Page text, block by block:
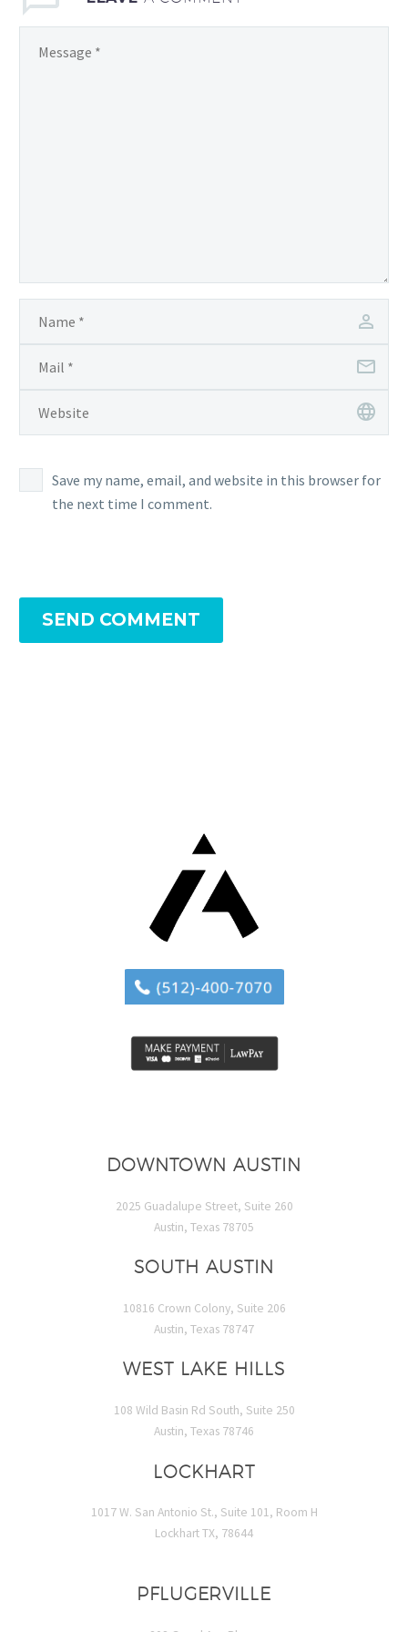
Save my name, email, and website in this browser for
the next time I comment.
SEND COMMENT
DOWNTOWN AUSTIN
2025 Guadalupe Street, Suite 260
Austin, Texas 78705
SOUTH AUSTIN
10816 Crown Colony, Suite 206
Austin, Texas 78747
WEST LAKE HILLS
108 Wild Basin Rd South, Suite 250
Austin, Texas 78746
LOCKHART
1017 W. San Antonio St., Suite 101, Room H
Lockhart TX, 78644
PFLUGERVILLE